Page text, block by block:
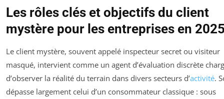
Les rôles clés et objectifs du client
mystère pour les entreprises en
Le client mystère, souvent appelé inspecteur secret ou visiteur
masqué, intervient comme un agent d’évaluation discrète
d’observer la réalité du terrain dans divers secteurs d’activité.
dépasse largement celui d’un consommateur classique : sous